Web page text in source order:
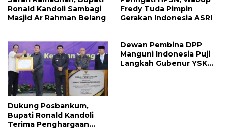
Ronald Kandoli Sambagi
Masjid Ar Rahman Belang
Fredy Tuda Pimpin
Gerakan Indonesia ASRI
Dukung Posbankum,
Bupati Ronald Kandoli
Terima Penghargaan
Dewan Pembina DPP
Manguni Indonesia Puji
Langkah Gubenur YSK